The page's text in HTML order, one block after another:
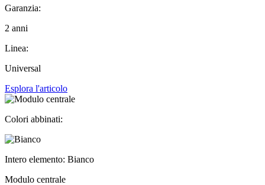
Garanzia:
2 anni
Linea:
Universal
Esplora l'articolo
Colori abbinati:
Intero elemento: Bianco
Modulo centrale